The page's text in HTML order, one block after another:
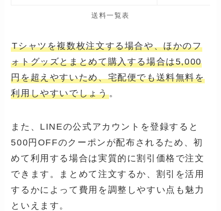
送料一覧表
Tシャツを複数枚注文する場合や、ほかのフ
ォトグッズとまとめて購入する場合は5,000
円を超えやすいため、宅配便でも送料無料を
利用しやすいでしょう。
また、LINEの公式アカウントを登録すると
500円OFFのクーポンが配布されるため、初
めて利用する場合は実質的に割引価格で注文
できます。まとめて注文するか、割引を活用
するかによって費用を調整しやすい点も魅力
といえます。